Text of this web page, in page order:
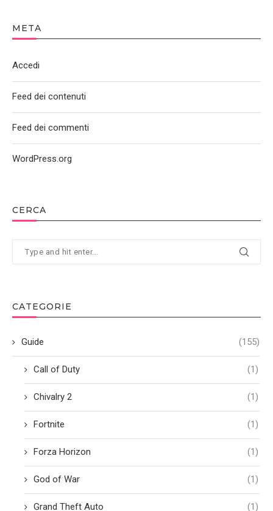
CERCA
CATEGORIE
Guide (155)
Call of Duty (1)
Chivalry 2 (1)
Fortnite (1)
Forza Horizon (1)
God of War (1)
Grand Theft Auto (1)
META
Accedi
Feed dei contenuti
Feed dei commenti
WordPress.org